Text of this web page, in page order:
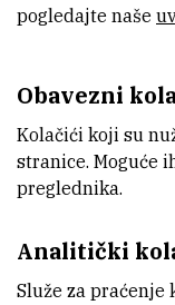
INSTITUT
Bijenička cesta
pogledajte naše
Obavezni
Kolačići koji su
stranice. Moguće
preglednika.
Analitički
Služe za